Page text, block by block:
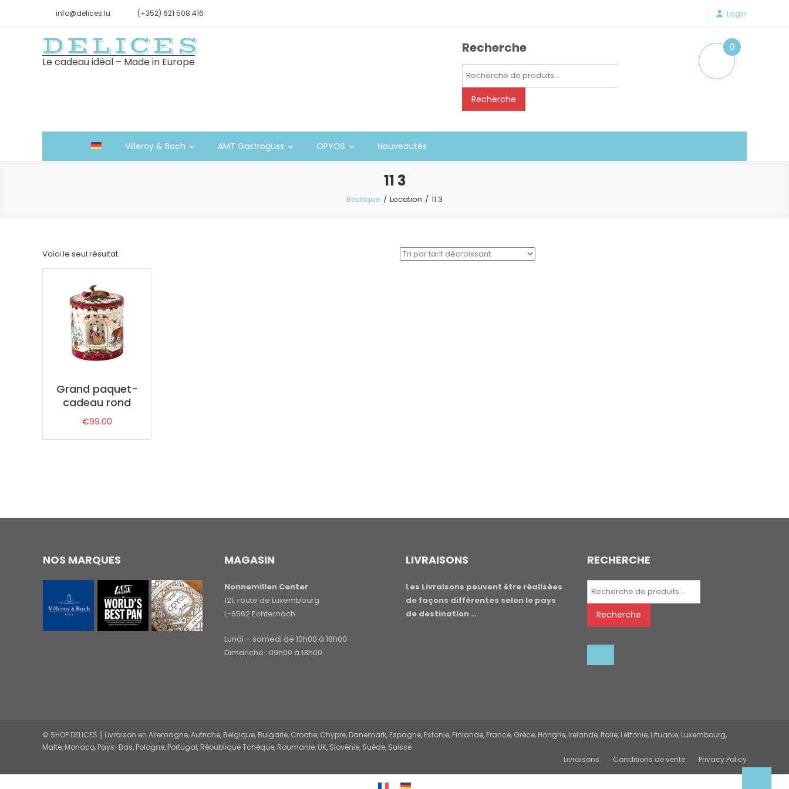
info@delices.lu (+352) 621 508 416 Login
DELICES
Le cadeau idéal – Made in Europe
Recherche
Recherche
Recherche
0
item
Villeroy & Boch AMT Gastroguss OPYOS Nouveautés
11 3
Boutique Location 11 3
Voici le seul résultat
Grand paquet-
cadeau rond
€99.00
NOS MARQUES MAGASIN
Nonnemillen Center
121, route de Luxembourg
L-6562 Echternach
Lundi – samedi de 10h00 à 18h00
Dimanche : 09h00 à 13h00
LIVRAISONS
Les Livraisons peuvent être réalisées
de façons différentes selon le pays
de destination …
RECHERCHE
Recherche
Recherche
© SHOP DELICES ⎮ Livraison en Allemagne, Autriche, Belgique, Bulgarie, Croatie, Chypre, Danemark, Espagne, Estonie, Finlande, France, Grèce, Hongrie, Irelande, Italie, Lettonie, Lituanie, Luxembourg,
Malte, Monaco, Pays-Bas, Pologne, Portugal, République Tchèque, Roumanie, UK, Slovénie, Suède, Suisse
Livraisons
Conditions de vente Privacy Policy